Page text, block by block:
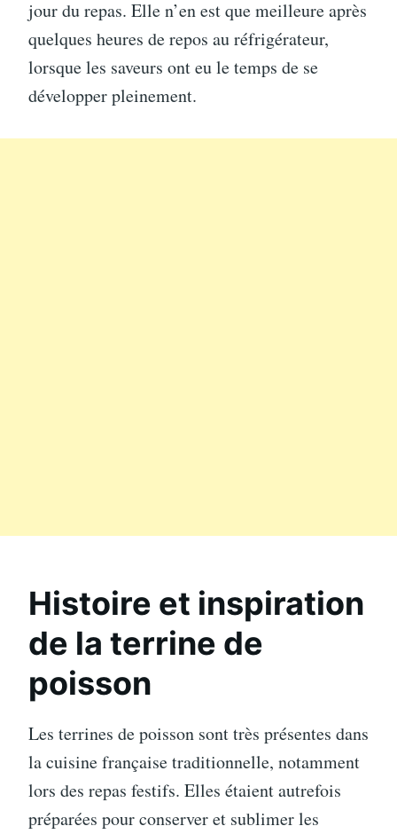
jour du repas. Elle n’en est que meilleure après
quelques heures de repos au réfrigérateur,
lorsque les saveurs ont eu le temps de se
développer pleinement.
Histoire et inspiration
de la terrine de
poisson
Les terrines de poisson sont très présentes dans
la cuisine française traditionnelle, notamment
lors des repas festifs. Elles étaient autrefois
préparées pour conserver et sublimer les